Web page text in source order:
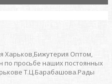
Харьков,Бижутерия Оптом,
по просьбе наших постоянных
Т.Ц.Барабашова.Рады